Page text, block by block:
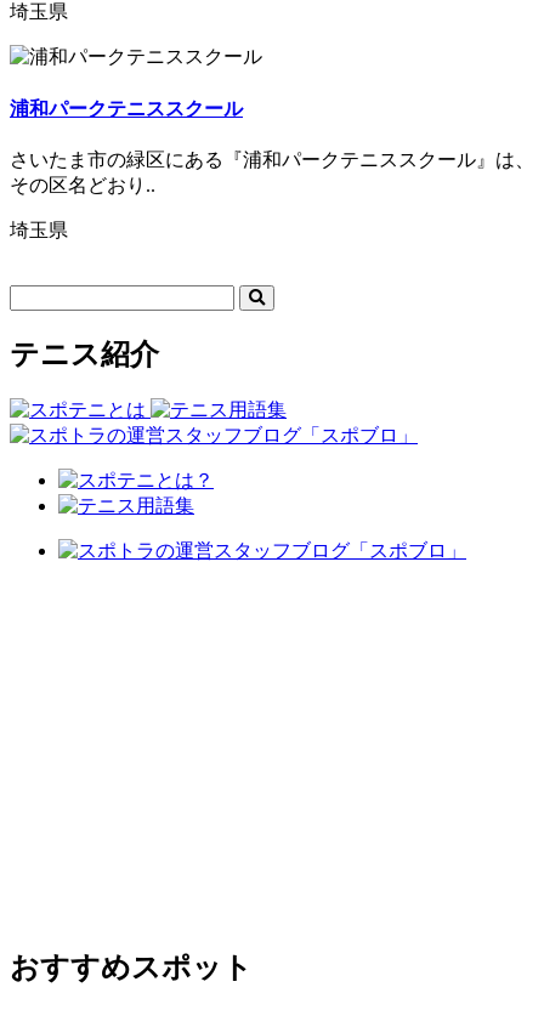
埼玉県
浦和パークテニススクール
さいたま市の緑区にある『浦和パークテニススクール』は、
その区名どおり..
埼玉県
テニス紹介
おすすめスポット